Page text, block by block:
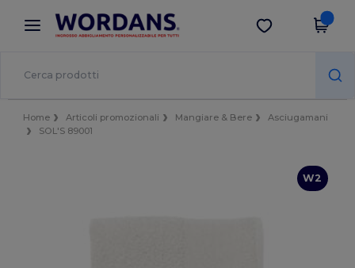
× App Wordans
Prezzi migliori sull'app!
Scarica app
Home Articoli promozionali Mangiare & Bere
Asciugamani
SOL'S 89001
W2